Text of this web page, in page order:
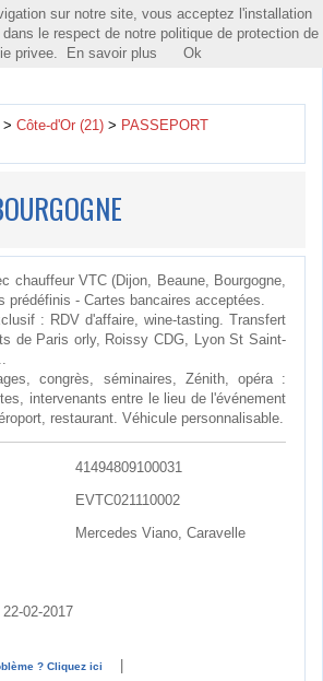
Toggle
> Côte-d'Or (21) > PASSEPORT
chauffeur VTC (Dijon, Beaune, Bourgogne,
prédéfinis - Cartes bancaires acceptées.
: RDV d'affaire, wine-tasting. Transfert
de Paris orly, Roissy CDG, Lyon St Saint-
congrès, séminaires, Zénith, opéra :
intervenants entre le lieu de l'événement
restaurant. Véhicule personnalisable.
41494809100031
EVTC021110002
Mercedes Viano, Caravelle
22-02-2017
? Cliquez ici
sur notre site, vous acceptez l'installation
le respect de notre politique de protection de
privee.
En savoir plus Ok